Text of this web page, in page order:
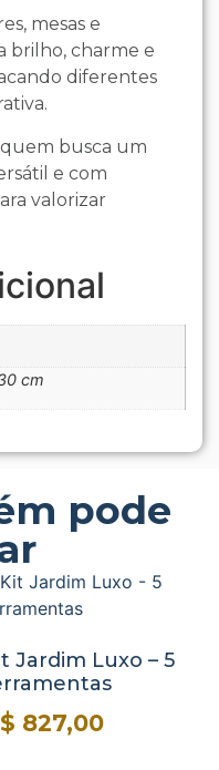
mesas e
brilho, charme e
diferentes
busca um
e com
valorizar
cm
pode
Jardim Luxo – 5
827,00